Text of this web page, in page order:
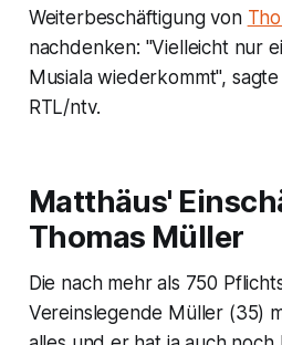
Weiterbeschäftigung von
nachdenken: "Vielleicht nur
Musiala wiederkommt",
RTL/ntv.
Matthäus'
Thomas Müller
Die nach mehr als 750
Vereinslegende Müller (35)